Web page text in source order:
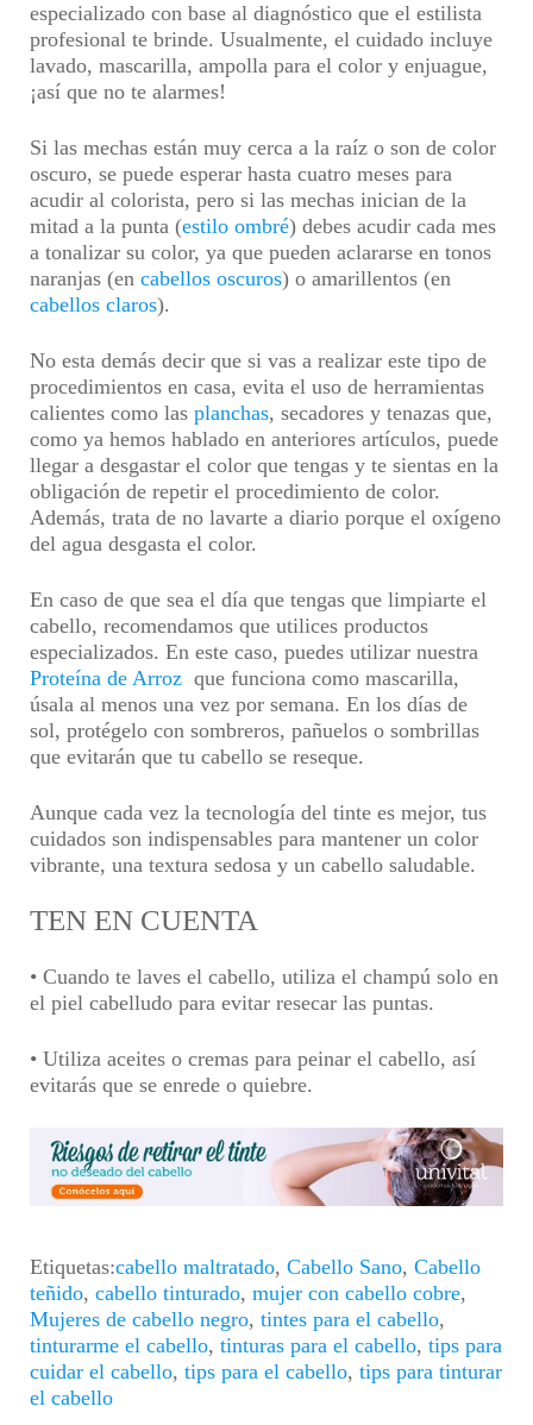
especializado con base al diagnóstico que el estilista
profesional te brinde. Usualmente, el cuidado incluye
lavado, mascarilla, ampolla para el color y enjuague,
¡así que no te alarmes!
Si las mechas están muy cerca a la raíz o son de color
oscuro, se puede esperar hasta cuatro meses para
acudir al colorista, pero si las mechas inician de la
mitad a la punta (estilo ombré) debes acudir cada mes
a tonalizar su color, ya que pueden aclararse en tonos
naranjas (en cabellos oscuros) o amarillentos (en
cabellos claros).
No esta demás decir que si vas a realizar este tipo de
procedimientos en casa, evita el uso de herramientas
calientes como las planchas, secadores y tenazas que,
como ya hemos hablado en anteriores artículos, puede
llegar a desgastar el color que tengas y te sientas en la
obligación de repetir el procedimiento de color.
Además, trata de no lavarte a diario porque el oxígeno
del agua desgasta el color.
En caso de que sea el día que tengas que limpiarte el
cabello, recomendamos que utilices productos
especializados. En este caso, puedes utilizar nuestra
Proteína de Arroz que funciona como mascarilla,
úsala al menos una vez por semana. En los días de
sol, protégelo con sombreros, pañuelos o sombrillas
que evitarán que tu cabello se reseque.
Aunque cada vez la tecnología del tinte es mejor, tus
cuidados son indispensables para mantener un color
vibrante, una textura sedosa y un cabello saludable.
TEN EN CUENTA
• Cuando te laves el cabello, utiliza el champú solo en
el piel cabelludo para evitar resecar las puntas.
• Utiliza aceites o cremas para peinar el cabello, así
evitarás que se enrede o quiebre.
Etiquetas:cabello maltratado, Cabello Sano, Cabello
teñido, cabello tinturado, mujer con cabello cobre,
Mujeres de cabello negro, tintes para el cabello,
tinturarme el cabello, tinturas para el cabello, tips para
cuidar el cabello, tips para el cabello, tips para tinturar
el cabello